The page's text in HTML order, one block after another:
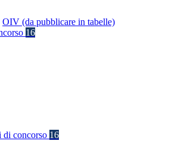
OIV (da pubblicare in tabelle)
16
di concorso 16